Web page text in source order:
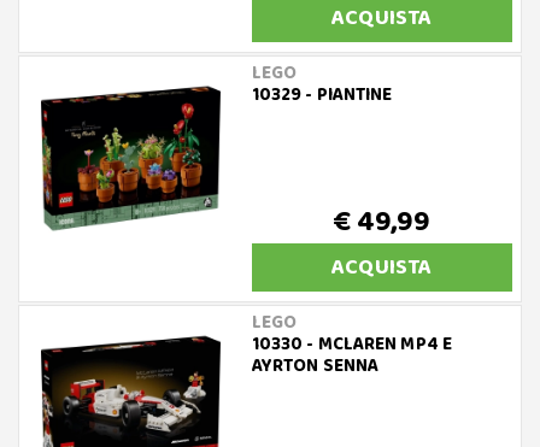
ACQUISTA
LEGO
10329 - PIANTINE
€ 49,99
ACQUISTA
LEGO
10330 - MCLAREN MP4 E
AYRTON SENNA